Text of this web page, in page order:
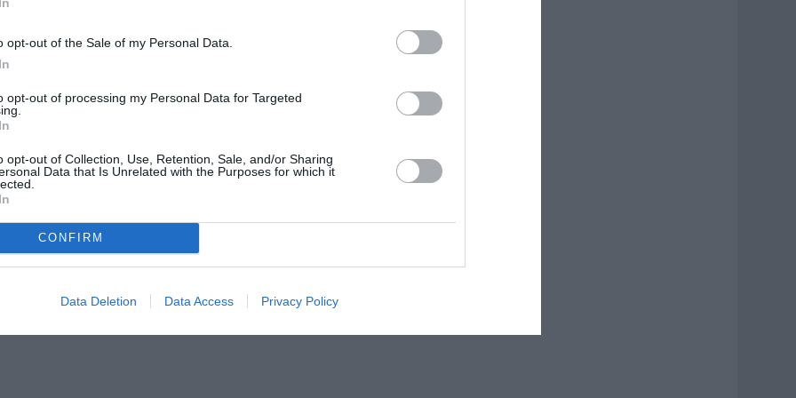
opt-out of the Sale of my Personal Data.
opt-out of processing my Personal Data for Targeted
opt-out of Collection, Use, Retention, Sale, and/or Sharing
Data that Is Unrelated with the Purposes for which it
CONFIRM
Data Deletion Data Access Privacy Policy
miliarde de euro pe an între proaspăt și
activității a peste 300.000 de ferme
Italia, care sunt acum în pericol.
intensă, cu operațiuni greu de mecanizat
cu nevoie de zile lucrătoare, între
80 la mere și peste 510 la căpșuni.
este recoltat de mâini străine în
muncitorii imigranți sunt o componentă
ca și în cazul – explică Coldiretti – al
în Trentino, piersici și pere în Emilia